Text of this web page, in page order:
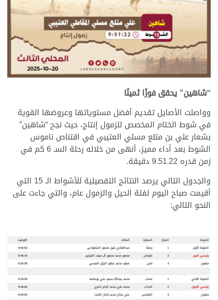
“شاهين” يحقق فوزًا ثمينًا
وواصلت الأصايل تقديم أفضل مستوياتها وعروضها القوية
في شوط الختام المخصص للزمول إنتاج، حيث نجح “شاهين”
بشعار علي بن متلع مسلي العتيبي في اقتناص ناموس
الشوط بعد أداء مميز، أنهى من خلاله رحلة السـ 6 كم في
زمن قدره 9.51.22 دقيقة.
والجدول التالي يرصد النتائج التفصيلية للأشواط الـ 15 التي
أقيمت صباح اليوم لفئة الحيل والزمول عام، والتي جاءت على
النحو التالي:
الشوط المركز المطية المالك
التوقيت
الشوط الأول
1 رمعة عبدالهادي خليل منصور الشهواني
9:40:63
رئيسي الحيل
2 طوفان منصور محمد منصور آل سيف الخيارين
9:46:16
مفتوح
3 لقى فهيد محمد فهيد الرزق العجمي 9:50:58
الشوط الثاني 1 غصاب محمد عبدالله سعيد علي بوصلعه
9:33:94
رئيسي الزمول
2 الجذاب محمد علي محمد الجابر المري
9:36:66
مفتوح
3 الهاجس علي صالح محمد كخان النابت 9:56:83